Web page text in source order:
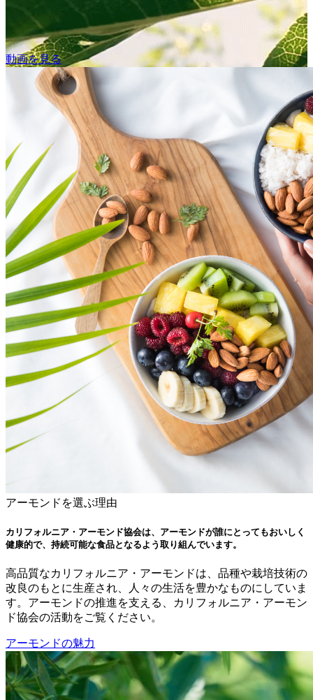
動画を見る
アーモンドを選ぶ理由
カリフォルニア・アーモンド協会は、アーモンドが誰にとってもおいしく
健康的で、持続可能な食品となるよう取り組んでいます。
高品質なカリフォルニア・アーモンドは、品種や栽培技術の
改良のもとに生産され、人々の生活を豊かなものにしていま
す。アーモンドの推進を支える、カリフォルニア・アーモン
ド協会の活動をご覧ください。
アーモンドの魅力